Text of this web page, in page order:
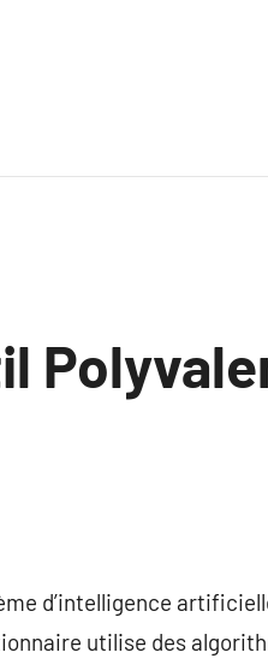
d’intelligence
utilise des